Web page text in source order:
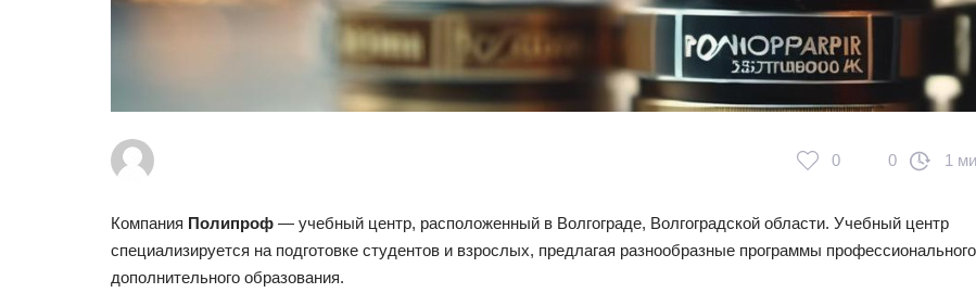
0 0 1
Компания Полипроф — учебный центр, расположенный в Волгограде, Волгоградской области. Учебный центр
специализируется на подготовке студентов и взрослых, предлагая разнообразные программы
дополнительного образования.